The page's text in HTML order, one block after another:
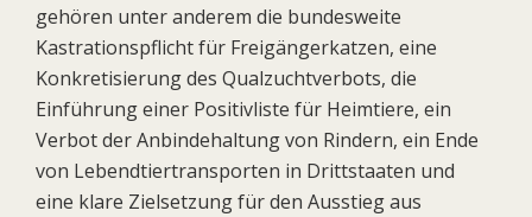
gehören unter anderem die bundesweite
Kastrationspflicht für Freigängerkatzen, eine
Konkretisierung des Qualzuchtverbots, die
Einführung einer Positivliste für Heimtiere, ein
Verbot der Anbindehaltung von Rindern, ein Ende
von Lebendtiertransporten in Drittstaaten und
eine klare Zielsetzung für den Ausstieg aus